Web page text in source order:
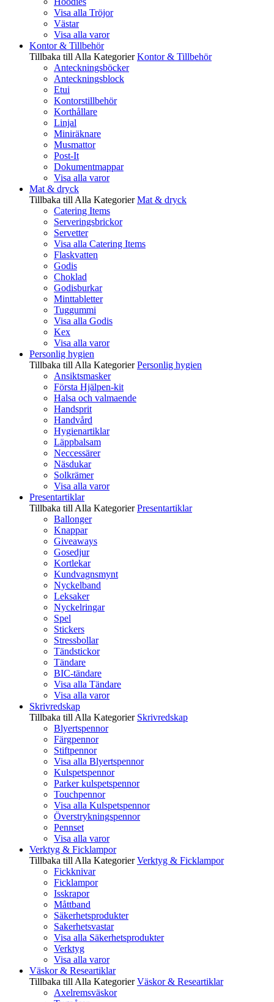
Visa alla Tröjor
Västar
Visa alla varor
Kontor & Tillbehör
Tillbaka till Alla Kategorier Kontor & Tillbehör
Anteckningsböcker
Anteckningsblock
Etui
Kontorstillbehör
Korthållare
Linjal
Miniräknare
Musmattor
Post-It
Dokumentmappar
Visa alla varor
Mat & dryck
Tillbaka till Alla Kategorier Mat & dryck
Catering Items
Serveringsbrickor
Servetter
Visa alla Catering Items
Flaskvatten
Godis
Choklad
Godisburkar
Minttabletter
Tuggummi
Visa alla Godis
Kex
Visa alla varor
Personlig hygien
Tillbaka till Alla Kategorier Personlig hygien
Ansiktsmasker
Första Hjälpen-kit
Halsa och valmaende
Handsprit
Handvård
Hygienartiklar
Läppbalsam
Neccessärer
Näsdukar
Solkrämer
Visa alla varor
Presentartiklar
Tillbaka till Alla Kategorier Presentartiklar
Ballonger
Knappar
Giveaways
Gosedjur
Kortlekar
Kundvagnsmynt
Nyckelband
Leksaker
Nyckelringar
Spel
Stickers
Stressbollar
Tändstickor
Tändare
BIC-tändare
Visa alla Tändare
Visa alla varor
Skrivredskap
Tillbaka till Alla Kategorier Skrivredskap
Blyertspennor
Färgpennor
Stiftpennor
Visa alla Blyertspennor
Kulspetspennor
Parker kulspetspennor
Touchpennor
Visa alla Kulspetspennor
Överstrykningspennor
Pennset
Visa alla varor
Verktyg & Ficklampor
Tillbaka till Alla Kategorier Verktyg & Ficklampor
Fickknivar
Ficklampor
Isskrapor
Måttband
Säkerhetsprodukter
Sakerhetsvastar
Visa alla Säkerhetsprodukter
Verktyg
Visa alla varor
Väskor & Researtiklar
Tillbaka till Alla Kategorier Väskor & Researtiklar
Axelremsväskor